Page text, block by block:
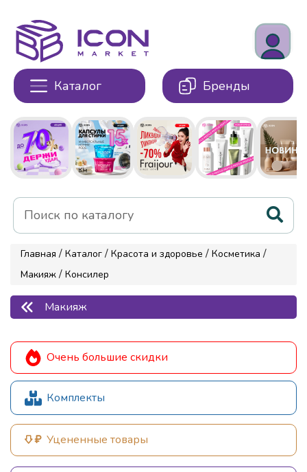
Каталог Бренды
Главная / Каталог / Красота и здоровье / Косметика /
Макияж / Консилер
Макияж
Очень большие скидки
Комплекты
Уцененные товары